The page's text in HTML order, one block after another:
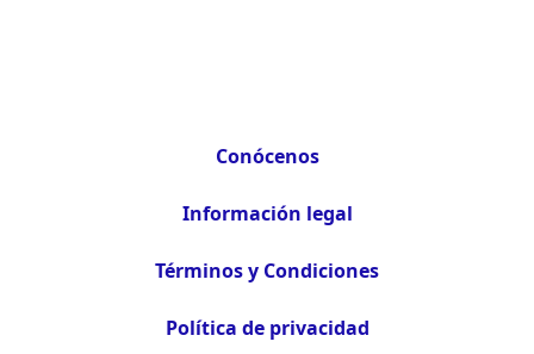
Conócenos
Información legal
Términos y Condiciones
Política de privacidad